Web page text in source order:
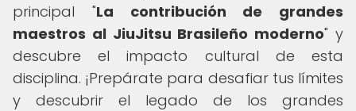
principal "La contribución de grandes
maestros al JiuJitsu Brasileño moderno" y
descubre el impacto cultural de esta
disciplina. ¡Prepárate para desafiar tus límites
y descubrir el legado de los grandes